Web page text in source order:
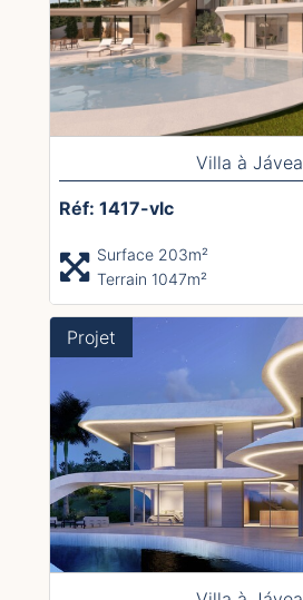
Villa à Jávea
Réf: 1417-vlc
Surface 203m²
Terrain 1047m²
Projet